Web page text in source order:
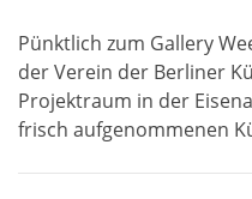
Pünktlich zum Gallery
der Verein der Berliner
Projektraum in der
frisch aufgenommenen